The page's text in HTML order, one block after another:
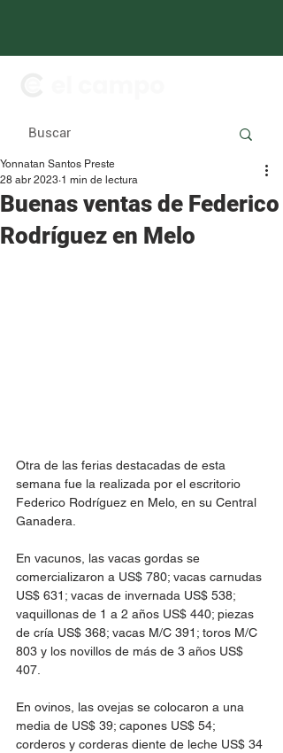
Buenas ventas de Federico
Rodríguez en Melo
Yonnatan Santos Preste
28 abr 2023 1 min de lectura
Otra de las ferias destacadas de esta
semana fue la realizada por el escritorio
Federico Rodríguez en Melo, en su Central
Ganadera.
En vacunos, las vacas gordas se
comercializaron a US$ 780; vacas carnudas
US$ 631; vacas de invernada US$ 538;
vaquillonas de 1 a 2 años US$ 440; piezas
de cría US$ 368; vacas M/C 391; toros M/C
803 y los novillos de más de 3 años US$
407.
En ovinos, las ovejas se colocaron a una
media de US$ 39; capones US$ 54;
corderos y corderas diente de leche US$ 34